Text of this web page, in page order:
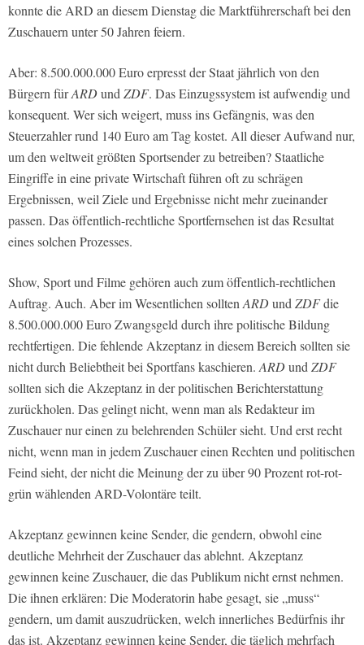
konnte die ARD an diesem Dienstag die Marktführerschaft bei den
Zuschauern unter 50 Jahren feiern.
Aber: 8.500.000.000 Euro erpresst der Staat jährlich von den
Bürgern fürARDund ZDF. Das Einzugssystem ist aufwendig und
konsequent. Wer sich weigert, muss ins Gefängnis, was den
Steuerzahler rund 140 Euro am Tag kostet. All dieser Aufwand nur,
um den weltweit größten Sportsender zu betreiben? Staatliche
Eingriffe in eine private Wirtschaft führen oft zu schrägen
Ergebnissen, weil Ziele und Ergebnisse nicht mehr zueinander
passen. Das öffentlich-rechtliche Sportfernsehen ist das Resultat
eines solchen Prozesses.
Show, Sport und Filme gehören auch zum öffentlich-rechtlichen
Auftrag. Auch. Aber im Wesentlichen sollten ARDund ZDFdie
8.500.000.000 Euro Zwangsgeld durch ihre politische Bildung
rechtfertigen. Die fehlende Akzeptanz in diesem Bereich sollten sie
nicht durch Beliebtheit bei Sportfans kaschieren. ARDund ZDF
sollten sich die Akzeptanz in der politischen Berichterstattung
zurückholen. Das gelingt nicht, wenn man als Redakteur im
Zuschauer nur einen zu belehrenden Schüler sieht. Und erst recht
nicht, wenn man in jedem Zuschauer einen Rechten und politischen
Feind sieht, der nicht die Meinung der zu über 90 Prozent rot-rot-
grün wählenden ARD-Volontäre teilt.
Akzeptanz gewinnen keine Sender, die gendern, obwohl eine
deutliche Mehrheit der Zuschauer das ablehnt. Akzeptanz
gewinnen keine Zuschauer, die das Publikum nicht ernst nehmen.
Die ihnen erklären: Die Moderatorin habe gesagt, sie „muss“
gendern, um damit auszudrücken, welch innerliches Bedürfnis ihr
das ist. Akzeptanz gewinnen keine Sender, die täglich mehrfach